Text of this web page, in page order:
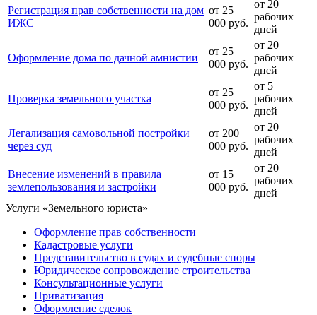
Регистрация прав собственности на дом
ИЖС
от 25
000 руб.
от 20
рабочих
дней
Оформление дома по дачной амнистии
от 25
000 руб.
от 20
рабочих
дней
Проверка земельного участка
от 25
000 руб.
от 5
рабочих
дней
Легализация самовольной постройки
через суд
от 200
000 руб.
от 20
рабочих
дней
Внесение изменений в правила
землепользования и застройки
от 15
000 руб.
от 20
рабочих
дней
Услуги «Земельного юриста»
Оформление прав собственности
Кадастровые услуги
Представительство в судах и судебные споры
Юридическое сопровождение строительства
Консультационные услуги
Приватизация
Оформление сделок